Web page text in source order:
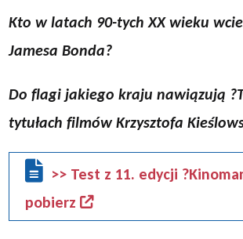
Kto w latach 90-tych XX wieku
Jamesa Bonda?
Do flagi jakiego kraju nawiązują
tytułach filmów Krzysztofa
>> Test z 11. edycji
pobierz